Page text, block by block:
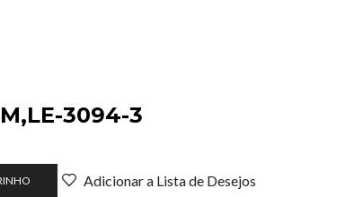
3094-3
Adicionar a Lista de Desejos